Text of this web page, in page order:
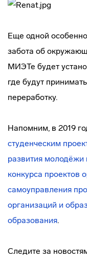
Еще одной
забота об
МИЭТе будет
где будут
переработку.
Напомним, в 2019
студенческим
развития молодёжи
конкурса проектов
самоуправления
организаций и
образования.
Следите за